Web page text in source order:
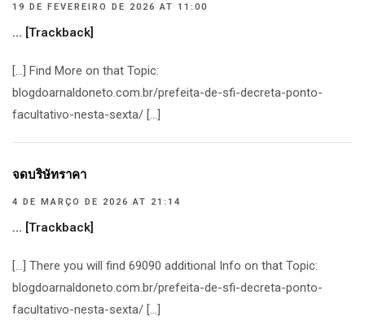
19 DE FEVEREIRO DE 2026 AT 11:00
… [Trackback]
[…] Find More on that Topic:
blogdoarnaldoneto.com.br/prefeita-de-sfi-decreta-ponto-
facultativo-nesta-sexta/ […]
จดบริษัทราคา
4 DE MARÇO DE 2026 AT 21:14
… [Trackback]
[…] There you will find 69090 additional Info on that Topic:
blogdoarnaldoneto.com.br/prefeita-de-sfi-decreta-ponto-
facultativo-nesta-sexta/ […]